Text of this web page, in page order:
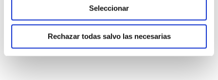
Seleccionar
Rechazar todas salvo las necesarias